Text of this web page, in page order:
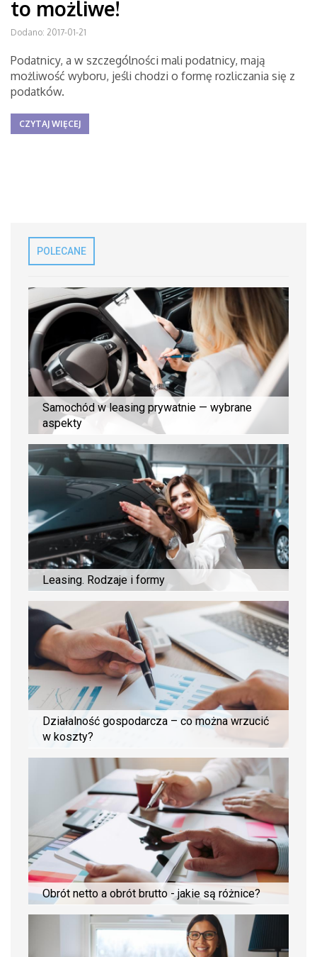
to możliwe!
Dodano: 2017-01-21
Podatnicy, a w szczególności mali podatnicy, mają
możliwość wyboru, jeśli chodzi o formę rozliczania się z
podatków.
CZYTAJ WIĘCEJ
POLECANE
Samochód w leasing prywatnie — wybrane
aspekty
Leasing. Rodzaje i formy
Działalność gospodarcza – co można wrzucić
w koszty?
Obrót netto a obrót brutto - jakie są różnice?